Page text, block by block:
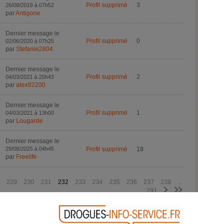
26/08/2019 à 07h52
parAntigone
Profil supprimé 3
Dernier message le
02/06/2020 à 07h25
par Stefanie2804
Profil supprimé 0
Dernier message le
04/03/2021 à 20h43
par alex92200
Profil supprimé 2
Dernier message le
04/03/2021 à 13h00
par Lougarde
Profil supprimé 1
Dernier message le
29/08/2025 à 04h45
par Freelife
Profil supprimé 18
229 230 231 232 233 234 235 236 237 238
291
> >>
CRÉEZ VOTRE FIL DE DISCUSSION RETOUR